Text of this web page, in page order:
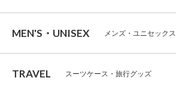
MEN'S・UNISEX メンズ・ユニセックス
TRAVEL スーツケース・旅行グッズ